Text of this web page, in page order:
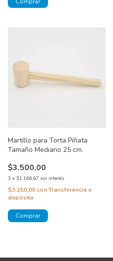
Martillo para Torta Piñata
Tamaño Mediano 25 cm.
$3.500,00
3 x $1.166,67 sin interés
$3.150,00 conTransferencia o
depósito